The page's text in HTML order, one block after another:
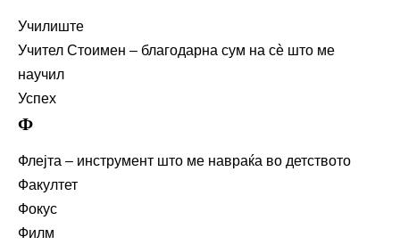
Училиште
Учител Стоимен – благодарна сум на сè што ме
научил
Успех
Ф
Флејта – инструмент што ме навраќа во детството
Факултет
Фокус
Филм